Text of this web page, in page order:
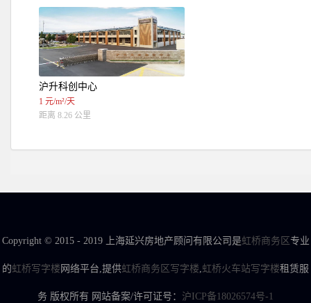
沪升科创中心
1 元/m²/天
距离 8.26 公里
Copyright © 2015 - 2019 上海延兴房地产顾问有限公司是虹桥商务区专业
的虹桥写字楼 网络平台,提供虹桥商务区写字楼,虹桥火车站写字楼租赁服
务 版权所有 网站备案/许可证号： 沪ICP备18026574号-1